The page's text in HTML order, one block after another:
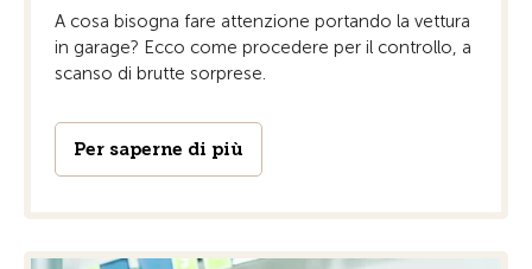
A cosa bisogna fare attenzione portando la vettura
in garage? Ecco come procedere per il controllo, a
scanso di brutte sorprese.
Per saperne di più